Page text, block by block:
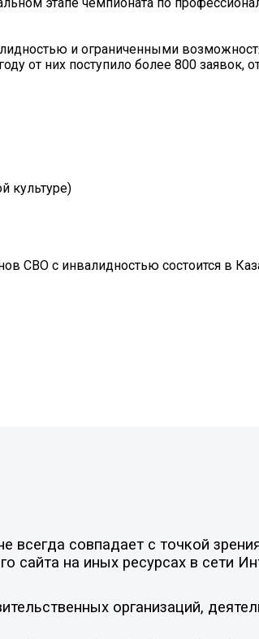
и ограниченными
от них поступило более 800 заявок,
культуре)
СВО с инвалидностью состоится в
совпадает с точкой
сайта на иных ресурсах в сети
организаций,